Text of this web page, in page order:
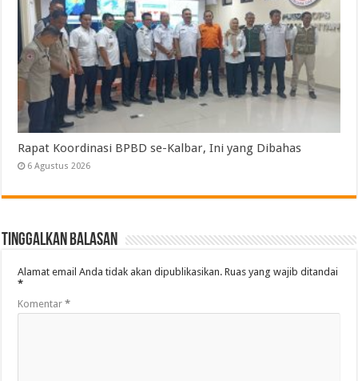
Rapat Koordinasi BPBD se-Kalbar, Ini yang Dibahas
6 Agustus 2026
Tinggalkan Balasan
Alamat email Anda tidak akan dipublikasikan. Ruas yang wajib ditandai
*
Komentar*